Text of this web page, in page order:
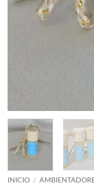
INICIO /